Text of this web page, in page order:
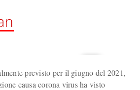
previsto per il giugno del 2021,
causa corona virus ha visto